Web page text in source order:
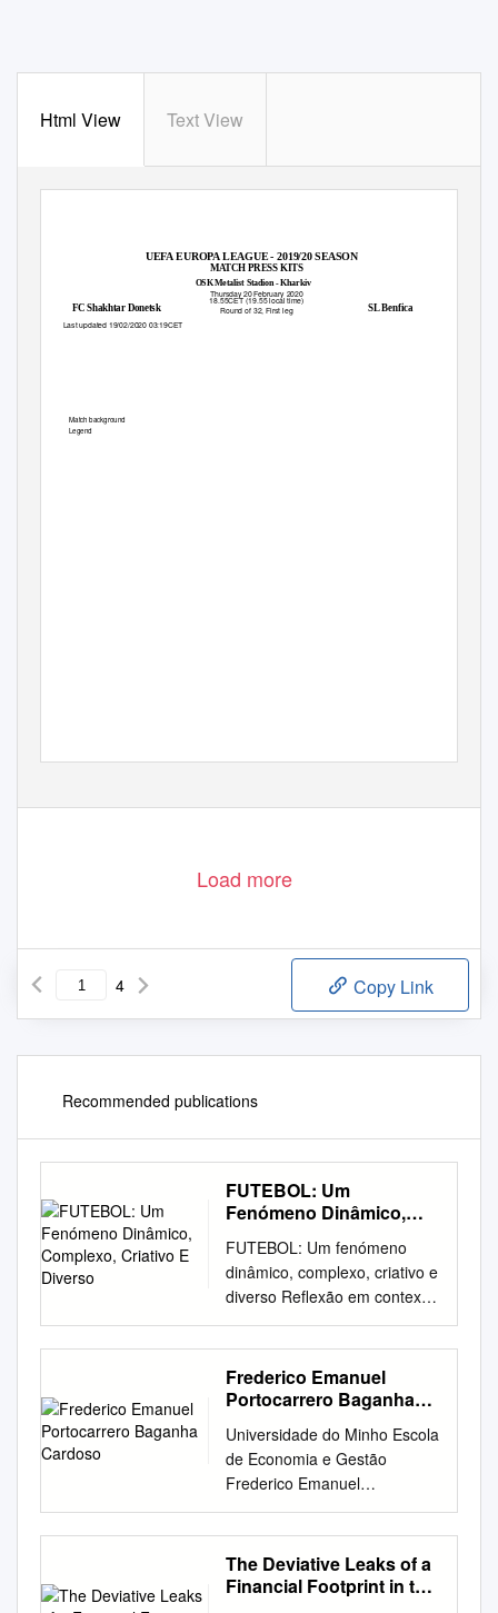
Html View Text View
UEFA EUROPA LEAGUE - 2019/20 SEASON
MATCH PRESS KITS
OSK Metalist Stadion - Kharkiv
Thursday 20 February 2020
18.55CET (19.55 local time)
FC Shakhtar Donetsk SL Benfica
Round of 32, First leg
Last updated 19/02/2020 03:19CET
Match background
Legend
Load more
4 Copy Link
Recommended publications
FUTEBOL: Um
Fenómeno Dinâmico,
Diverso
FUTEBOL: Um fenómeno
dinâmico, complexo, criativo e
diverso Reflexão em contexto
de estágio profissionalizante
na equipa de Sub16 do FC
Porto, na temporada 2018-
2019 Relatório de Estágio
obtenção do 2º ciclo em
Treino Desportivo,
especialização em Treino de
Alto Rendimento, da
Faculdade de Desporto da
Universidade do Porto, ao
abrigo do Decreto-Lei nº
Frederico Emanuel
Portocarrero Baganha
Universidade do Minho Escola
de Economia e Gestão
Frederico Emanuel
Portocarrero Baganha
Cardoso rês Maiores
tugueses or Estratégia e
Cultura nos Três Maiores
The Deviative Leaks of a
Financial Footprint in the